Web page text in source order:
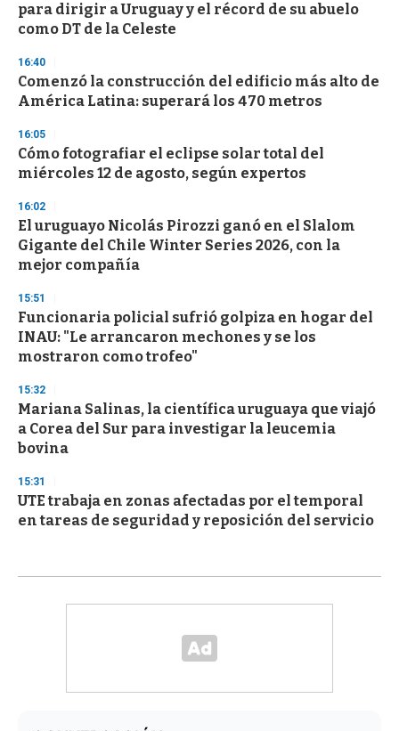
o
n
para dirigir a Uruguay y el récord de su abuelo
como DT de la Celeste
16:40
Comenzó la construcción del edificio más alto de
América Latina: superará los 470 metros
16:05
Cómo fotografiar el eclipse solar total del
miércoles 12 de agosto, según expertos
16:02
El uruguayo Nicolás Pirozzi ganó en el Slalom
Gigante del Chile Winter Series 2026, con la
mejor compañía
15:51
Funcionaria policial sufrió golpiza en hogar del
INAU: "Le arrancaron mechones y se los
mostraron como trofeo"
15:32
Mariana Salinas, la científica uruguaya que viajó
a Corea del Sur para investigar la leucemia
bovina
15:31
UTE trabaja en zonas afectadas por el temporal
en tareas de seguridad y reposición del servicio